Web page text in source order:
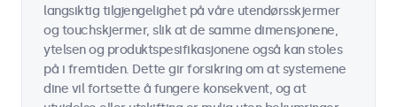
langsiktig tilgjengelighet på våre utendørsskjermer
og touchskjermer, slik at de samme dimensjonene,
ytelsen og produktspesifikasjonene også kan stoles
på i fremtiden. Dette gir forsikring om at systemene
dine vil fortsette å fungere konsekvent, og at